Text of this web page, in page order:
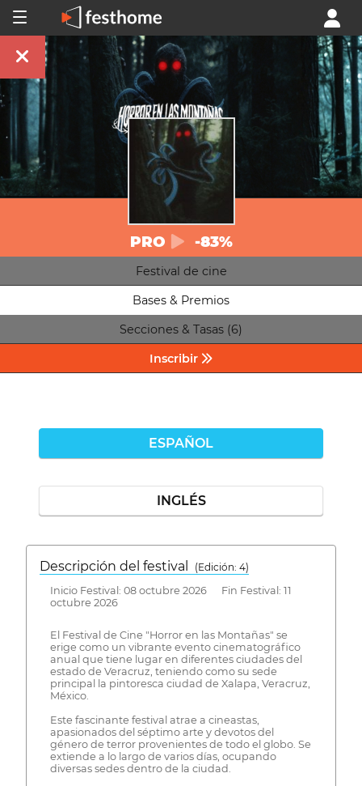
PRO -83%
Festival de cine
Bases & Premios
Secciones & Tasas (6)
Inscribir
ESPAÑOL
INGLÉS
Descripción del festival
( Edición: 4)
Inicio Festival: 08 octubre 2026 Fin Festival: 11
octubre 2026
El Festival de Cine "Horror en las Montañas" se
erige como un vibrante evento cinematográfico
anual que tiene lugar en diferentes ciudades del
estado de Veracruz, teniendo como su sede
principal la pintoresca ciudad de Xalapa, Veracruz,
México.
Este fascinante festival atrae a cineastas,
apasionados del séptimo arte y devotos del
género de terror provenientes de todo el globo. Se
extiende a lo largo de varios días, ocupando
diversas sedes dentro de la ciudad.